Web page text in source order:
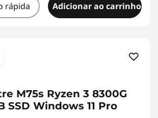
rápida Adicionar ao carrinho
M75s Ryzen 3 8300G
SSD Windows 11 Pro